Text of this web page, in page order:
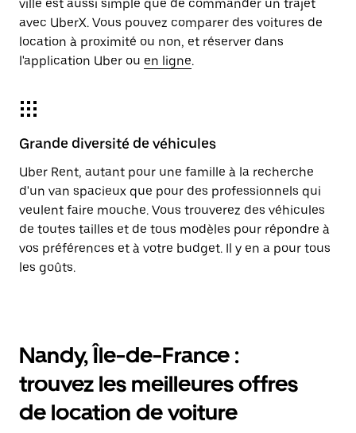
ville est aussi simple que de commander un trajet
avec UberX. Vous pouvez comparer des voitures de
location à proximité ou non, et réserver dans
l'application Uber ou en ligne.
Grande diversité de véhicules
Uber Rent, autant pour une famille à la recherche
d'un van spacieux que pour des professionnels qui
veulent faire mouche. Vous trouverez des véhicules
de toutes tailles et de tous modèles pour répondre à
vos préférences et à votre budget. Il y en a pour tous
les goûts.
Nandy, Île-de-France :
trouvez les meilleures offres
de location de voiture